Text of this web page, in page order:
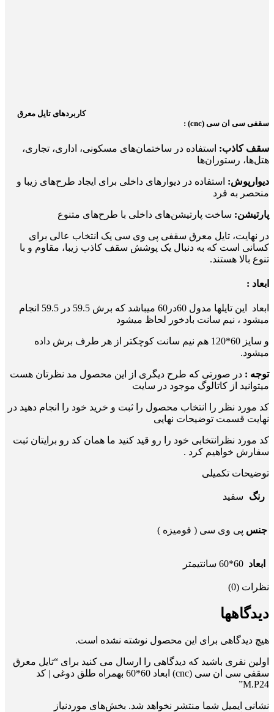
کاربردهای تایل معرق
سقفی سی ان سی (cnc) :
سقف کاذب: استفاده در ساختمان‌های مسکونی، اداری، تجاری،
هتل‌ها، رستوران‌ها
دیوارپوش: استفاده در دیوارهای داخلی برای ایجاد طرح‌های زیبا و
منحصر به فرد
پارتیشن: ساخت پارتیشن‌های داخلی با طرح‌های متنوع
در نهایت، تایل معرق سقفی پی وی سی یک انتخاب عالی برای
کسانی است که به دنبال یک پوشش سقف کاذب زیبا، مقاوم و با
تنوع بالا هستند.
ابعاد :
ابعاد این تایلها مدول 60در60 میباشد که برش 59.5 در 59.5 انجام
میشود ، نیم سانت بادخور لحاظ میشود
و سایز 60*120 هم نیم سانت کوچکتر از هر طرف برش داده
میشود.
توجه : در صورتی که طرح دیگری از این محصول مد نظرتان هست
میتوانید از کاتالوگ موجود در سایت
کد مورد نظر را انتخاب محصول را ثبت و خرید خود را انجام دهید در
نهایت قسمت توضیحات نهایی
کد مورد نظرانتخابی خود را رو قید کنید ما همان کد رو برایتان ثبت
سفارش خواهیم کرد .
توضیحات تکمیلی
رنگ سفید
جنس پی وی سی ( فومیزه )
ابعاد 60*60 سانتیمتر
نظرات (0)
دیدگاهها
هیچ دیدگاهی برای این محصول نوشته نشده است.
اولین نفری باشید که دیدگاهی را ارسال می کنید برای “تایل معرق
سقفی سی ان سی (cnc) ابعاد 60*60 بهمراه طلق دوغی | کد
M.P24”
نشانی ایمیل شما منتشر نخواهد شد. بخش‌های موردنیاز